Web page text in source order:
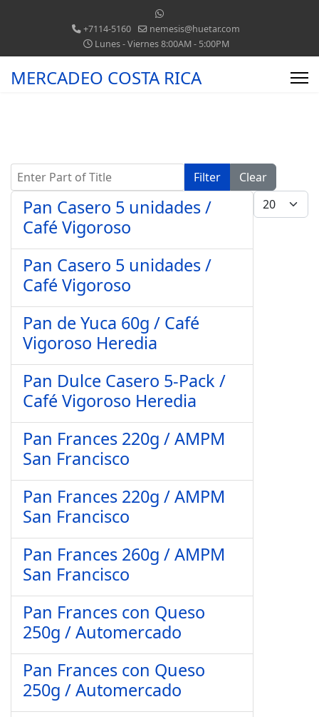
+7114-5160
nemesis@huetar.com
Lunes - Viernes 8:00AM - 5:00PM
MERCADEO COSTA RICA
Enter Part of Title Filter
Clear
Display #
Pan Casero 5 unidades /
Café Vigoroso
Pan Casero 5 unidades /
Café Vigoroso
Pan de Yuca 60g / Café
Vigoroso Heredia
Pan Dulce Casero 5-Pack /
Café Vigoroso Heredia
Pan Frances 220g / AMPM
San Francisco
Pan Frances 220g / AMPM
San Francisco
Pan Frances 260g / AMPM
San Francisco
Pan Frances con Queso
250g / Automercado
Pan Frances con Queso
250g / Automercado